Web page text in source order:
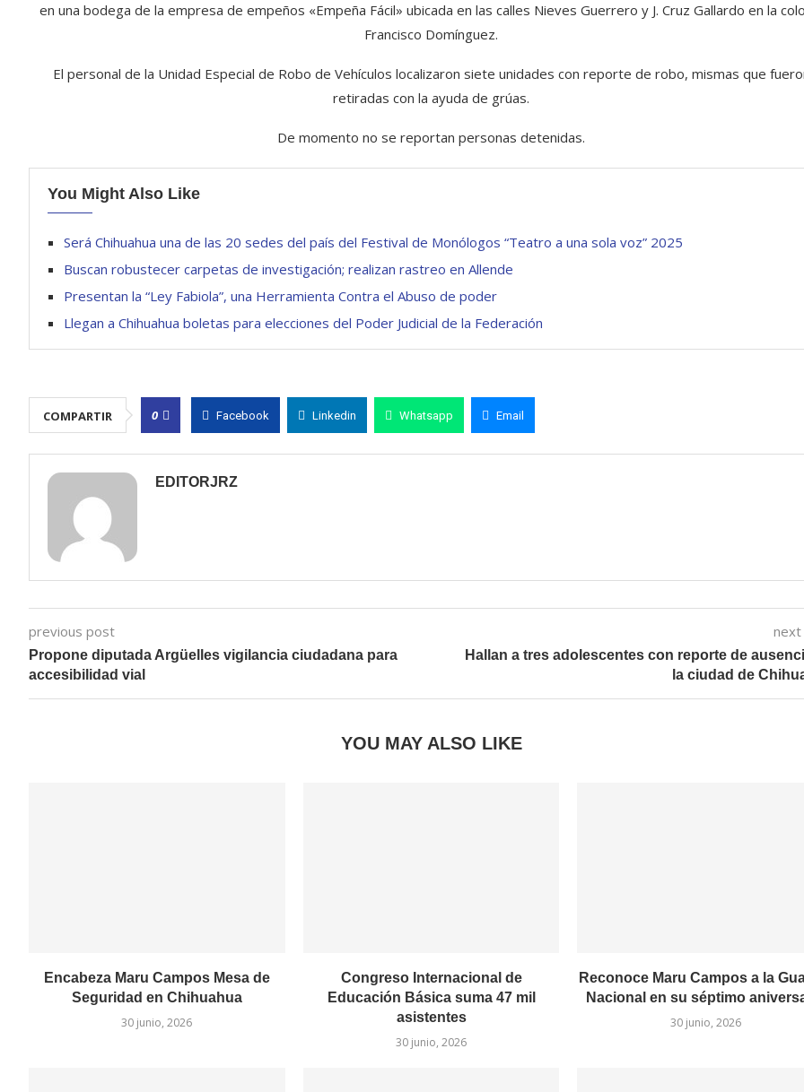
en una bodega de la empresa de empeños «Empeña Fácil» ubicada en las calles Nieves Guerrero y J. Cruz Gallardo en la
Francisco Domínguez.
El personal de la Unidad Especial de Robo de Vehículos localizaron siete unidades con reporte de robo, mismas que
retiradas con la ayuda de grúas.
De momento no se reportan personas detenidas.
You Might Also Like
Será Chihuahua una de las 20 sedes del país del Festival de Monólogos “Teatro a una sola voz” 2025
Buscan robustecer carpetas de investigación; realizan rastreo en Allende
Presentan la “Ley Fabiola”, una Herramienta Contra el Abuso de poder
Llegan a Chihuahua boletas para elecciones del Poder Judicial de la Federación
COMPARTIR 0 Facebook Linkedin Whatsapp Email
EDITORJRZ
previous post
Propone diputada Argüelles vigilancia ciudadana para
accesibilidad vial
Hallan a tres adolescentes con reporte de
la ciudad de
YOU MAY ALSO LIKE
Encabeza Maru Campos Mesa de
Seguridad en Chihuahua
30 junio, 2026
Congreso Internacional de
Educación Básica suma 47 mil
asistentes
30 junio, 2026
Reconoce Maru Campos a la
Nacional en su séptimo
30 junio, 2026